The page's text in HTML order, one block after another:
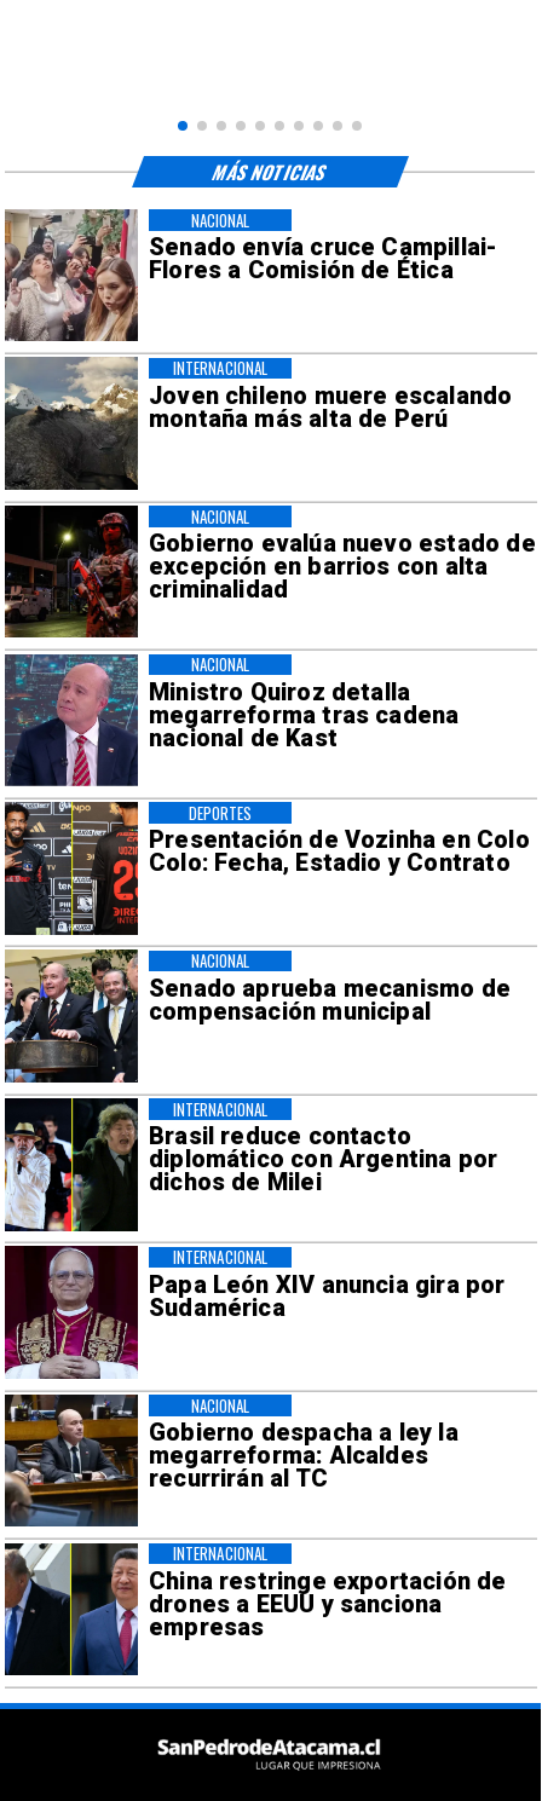
Senado envía cruce Campillai-
Flores a Comisión de Ética
NACIONAL
Joven chileno muere escalando
montaña más alta de Perú
INTERNACIONAL
Gobierno evalúa nuevo estado de
excepción en barrios con alta
criminalidad
NACIONAL
Ministro Quiroz detalla
megarreforma tras cadena
nacional de Kast
NACIONAL
Presentación de Vozinha en Colo
Colo: Fecha, Estadio y Contrato
DEPORTES
Senado aprueba mecanismo de
compensación municipal
NACIONAL
Brasil reduce contacto
diplomático con Argentina por
dichos de Milei
INTERNACIONAL
Papa León XIV anuncia gira por
Sudamérica
INTERNACIONAL
Gobierno despacha a ley la
megarreforma: Alcaldes
recurrirán al TC
NACIONAL
China restringe exportación de
drones a EEUU y sanciona
empresas
INTERNACIONAL
MÁS NOTICIAS